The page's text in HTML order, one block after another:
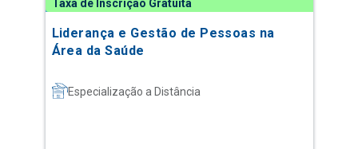
Taxa de Inscrição Gratuita
Liderança e Gestão de Pessoas na
Área da Saúde
Especialização a Distância